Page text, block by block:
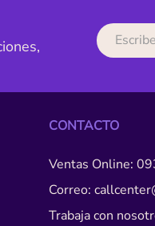
CONTACTO
Ventas Online:
Correo:
Trabaja con